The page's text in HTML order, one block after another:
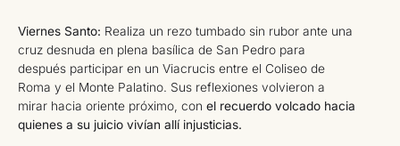
Viernes Santo: Realiza un rezo tumbado sin rubor ante una
cruz desnuda en plena basílica de San Pedro para
después participar en un Viacrucis entre el Coliseo de
Roma y el Monte Palatino. Sus reflexiones volvieron a
mirar hacia oriente próximo, con el recuerdo volcado hacia
quienes a su juicio vivían allí injusticias.